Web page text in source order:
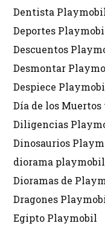
Dentista
Deportes
Descuentos
Desmontar
Despiece
Día de los
Diligencias
Dinosaurios
diorama playmobil
Dioramas de
Dragones
Egipto Playmobil